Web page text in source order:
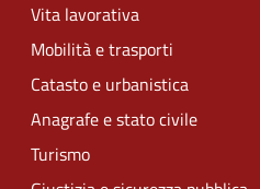
Vita lavorativa
Mobilità e trasporti
Catasto e urbanistica
Anagrafe e stato civile
Turismo